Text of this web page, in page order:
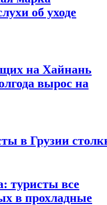
об уходе
на Хайнань
вырос на
в Грузии
туристы все
в прохладные